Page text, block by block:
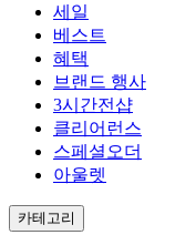
세일
베스트
혜택
브랜드 행사
3시간전샵
클리어런스
스페셜오더
아울렛
카테고리